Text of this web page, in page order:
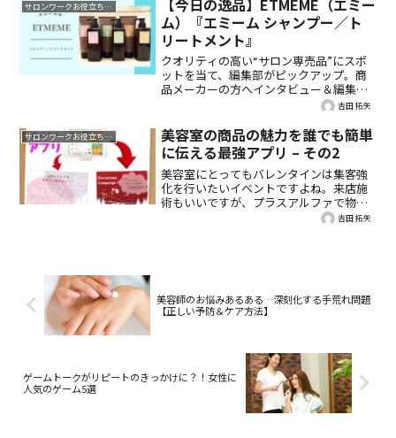
サロンワークお役立ち情報
【今日の逸品】ETMEME（エミー
ム）『エミーム シャンプー／ト
リートメント』
クオリティの高い“サロン専売品”にスポ
ットを当て、編集部がピックアップ。商
品メーカーの方へインタビュー＆編集部
のお試しレビュー付きで、詳しくご紹
ーム シャンプー／トリートメント』で
す。
吉田 拓矢
サロンワークお役立ち情報
美容室の商品の魅力を誰でも簡単
に伝える最強アプリ – その2
美容室にとってもバレンタインは集客強
化を行いたいイベントですよね。来店施
術もいいですが、プラスアルファで物販
強化をするにはどうすればいいでしょう
吉田 拓矢
美容師のお悩みあるある…深刻化する手荒れ問題
【正しい予防＆ケア方法】
ゲームトークがリピートのきっかけに？！女性に
人気のゲーム5選